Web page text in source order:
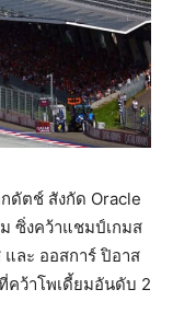
ดัตช์ สังกัด Oracle
ซิ่งคว้าแชมป์เกมส
ละ ออสการ์ ปิอาส
คว้าโพเดี้ยมอันดับ 2